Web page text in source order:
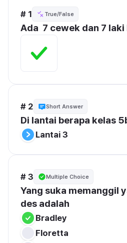
# 1 True/False
Ada  7 cewek dan 7
# 2 Short Answer
Di lantai berapa kelas
Lantai 3
# 3 Multiple Choice
Yang suka memanggil
des adalah
Bradley
Floretta